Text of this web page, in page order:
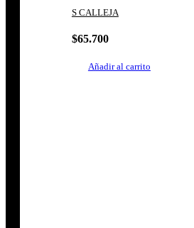
S CALLEJA
$65.700
Añadir al carrito